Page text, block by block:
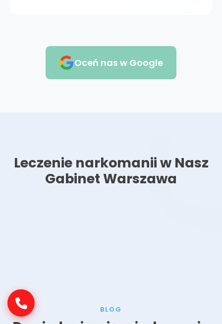
Oceń nas w Google
Leczenie narkomanii w Nasz
Gabinet Warszawa
BLOG